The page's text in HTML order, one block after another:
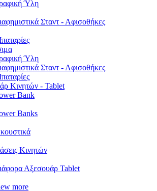
Ύλη
Σταντ - Αφισοθήκες
Ύλη
Σταντ - Αφισοθήκες
Κινητών - Tablet
Bank
Banks
Κινητών
Αξεσουάρ Tablet
more